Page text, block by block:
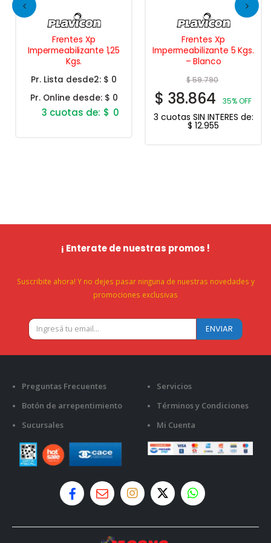
Frentes Xp
Impermeabilizante 1,25
Kgs.
Pr. Lista desde2: $ 0
Pr. Online desde: $ 0
$ 0
Frentes Xp
Impermeabilizante 5 Kgs.
– Blanco
$59.790
$ 38.864 35% OFF
3 cuotas SIN INTERES de:
$ 12.955
¡ Enterate de nuestras promos !
Suscribite ahora! Y no dejes pasar ninguna de nuestras novedades y
promociones exclusivas
Preguntas Frecuentes
Botón de arrepentimiento
Sucursales
Servicios
Términos y Condiciones
Mi Cuenta